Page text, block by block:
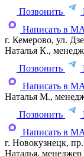
Позвонить
Написать в
г. Кемерово, ул.
Наталья К.,
Позвонить
Написать в
Наталья М.,
Позвонить
Написать в
г. Новокузнецк,
Наталья, менеджер